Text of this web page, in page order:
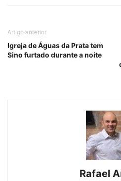
Artigo anterior
Igreja de Águas da Prata tem
Sino furtado durante a noite
Rafael